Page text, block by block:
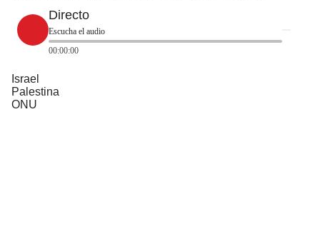
Directo
Escucha el audio
00:00:00
Israel
Palestina
ONU